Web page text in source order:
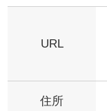
URL
住所